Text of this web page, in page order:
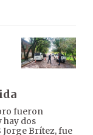
fueron
hay dos
Jorge Brítez, fue